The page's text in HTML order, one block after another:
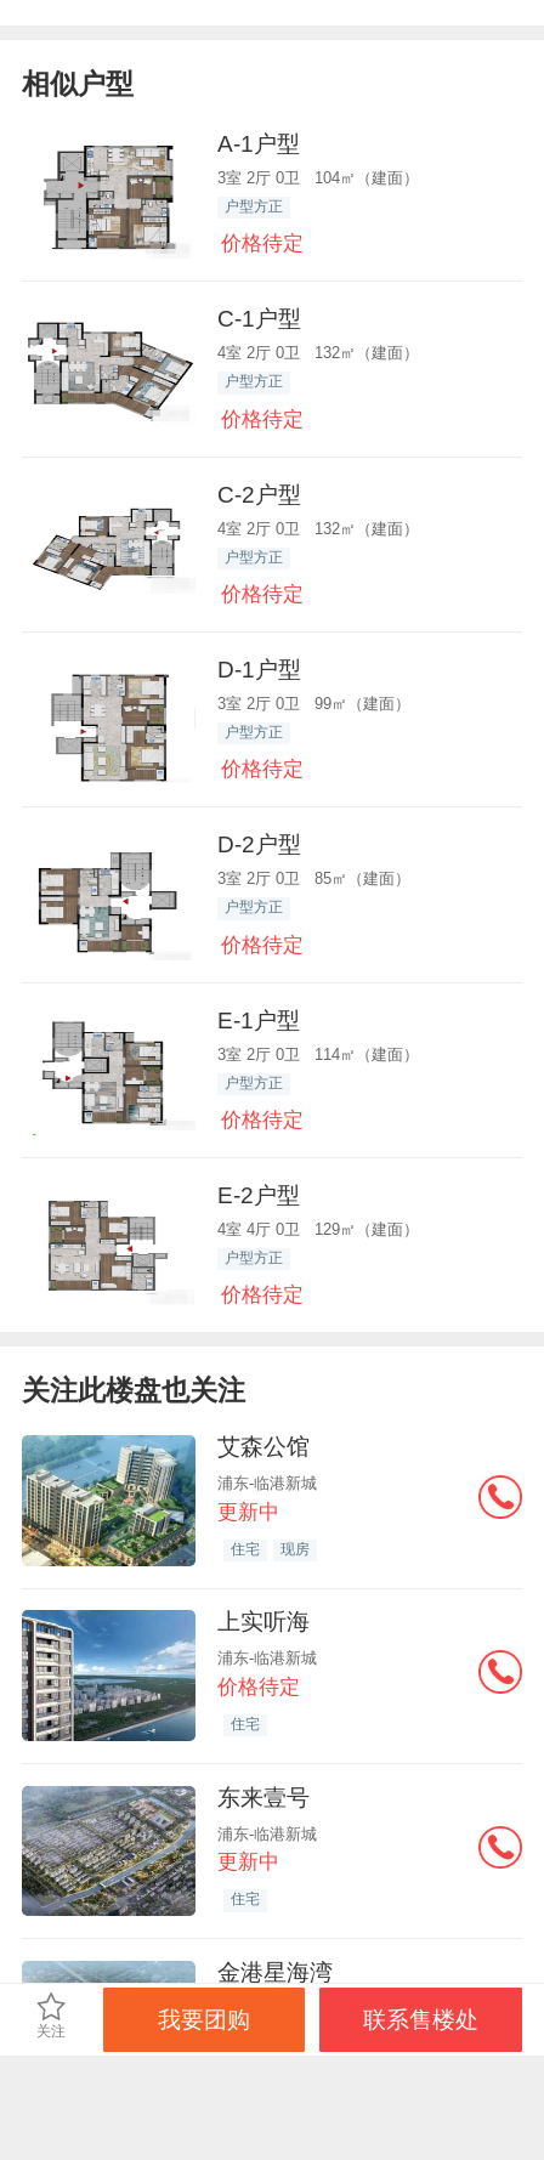
相似户型
A-1户型
3室 2厅 0卫 104㎡（建面）
户型方正
价格待定
C-1户型
4室 2厅 0卫 132㎡（建面）
户型方正
价格待定
C-2户型
4室 2厅 0卫 132㎡（建面）
户型方正
价格待定
D-1户型
3室 2厅 0卫 99㎡（建面）
户型方正
价格待定
D-2户型
3室 2厅 0卫 85㎡（建面）
户型方正
价格待定
E-1户型
3室 2厅 0卫 114㎡（建面）
户型方正
价格待定
E-2户型
4室 4厅 0卫 129㎡（建面）
户型方正
价格待定
关注此楼盘也关注
艾森公馆
浦东-临港新城
更新中
住宅 现房
上实听海
浦东-临港新城
价格待定
住宅
东来壹号
浦东-临港新城
更新中
住宅
金港星海湾
浦东-临港新城
更新中
关注 我要团购 联系售楼处